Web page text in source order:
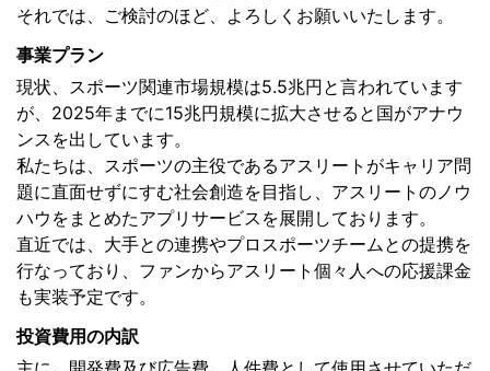
それでは、ご検討のほど、よろしくお願いいたします。
事業プラン
現状、スポーツ関連市場規模は5.5兆円と言われています
が、2025年までに15兆円規模に拡大させると国がアナウ
ンスを出しています。
​私たちは、スポーツの主役であるアスリートがキャリア問
題に直面せずにすむ社会創造を目指し、アスリートのノウ
ハウをまとめたアプリサービスを展開しております。
直近では、大手との連携やプロスポーツチームとの提携を
行なっており、ファンからアスリート個々人への応援課金
も実装予定です。
投資費用の内訳